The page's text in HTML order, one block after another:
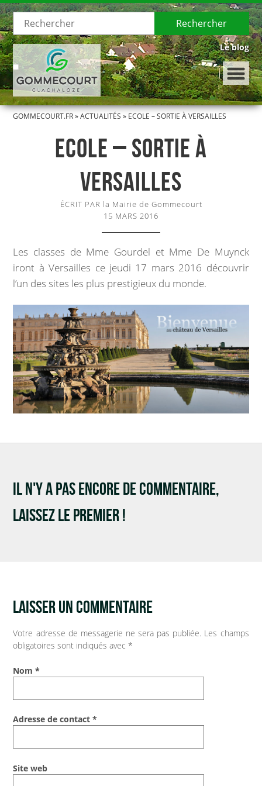
Rechercher
LE VILLAGE
Présentation de Gommecourt
Histoire de Gommecourt
LA MUNICIPALITÉ
Marchés publics
VIE COMMUNALE
École et organisation périscolaire
Bibliothèque
CCAS
Aux alentours
Demande d’acte civil
Nouvel habitant
VOS OUTILS
Espace documentaire
Le blog
GOMMECOURT.FR»ACTUALITÉS » ECOLE – SORTIE À VERSAILLES
ECOLE – SORTIE À
VERSAILLES
ÉCRIT PAR la Mairie de Gommecourt
15 MARS 2016
Les classes de Mme Gourdel et Mme De Muynck
iront à Versailles ce jeudi 17 mars 2016 découvrir
l’un des sites les plus prestigieux du monde.
IL N'Y A PAS ENCORE DE COMMENTAIRE,
LAISSEZ LE PREMIER !
LAISSER UN COMMENTAIRE
Votre adresse de messagerie ne sera pas publiée. Les champs
obligatoires sont indiqués avec*
Nom*
Adresse de contact*
Site web